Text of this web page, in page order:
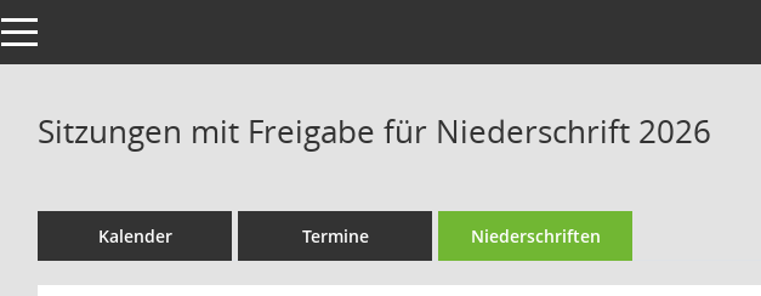
Toggle navigation
Sitzungen mit Freigabe für Niederschrift 2026
Kalender Termine Niederschriften